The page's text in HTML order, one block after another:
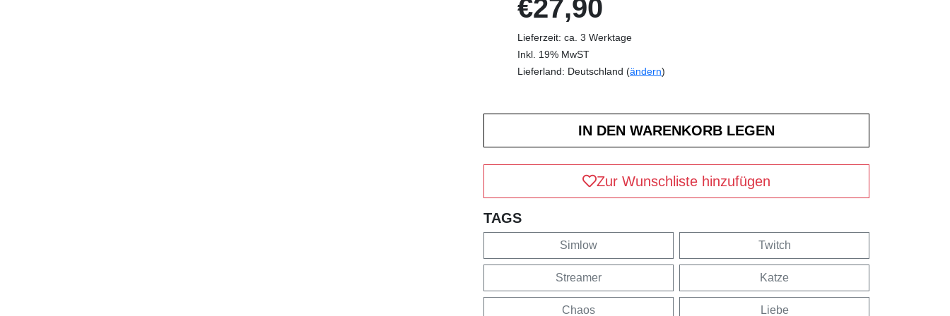
€27,90
Lieferzeit: ca. 3 Werktage
Inkl. 19% MwST
Lieferland: Deutschland (ändern)
Zur Wunschliste hinzufügen
TAGS
Simlow Twitch
Streamer Katze
Chaos Liebe